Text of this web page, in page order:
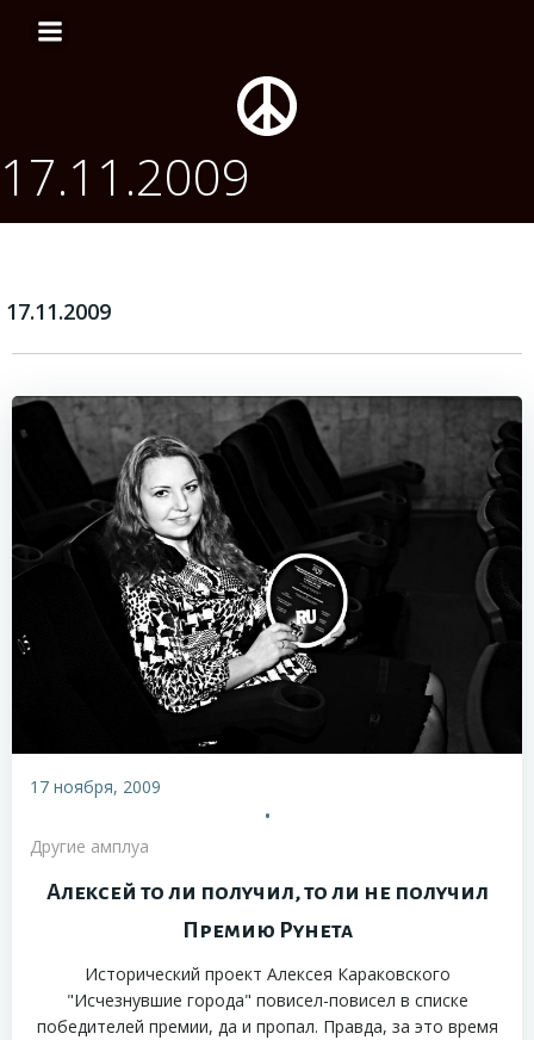
содержимому
17.11.2009
17.11.2009
17 ноября, 2009
•
Другие амплуа
Алексей то ли получил, то ли не получил
Премию Рунета
Исторический проект Алексея Караковского
"Исчезнувшие города" повисел-повисел в списке
победителей премии, да и пропал. Правда, за это время